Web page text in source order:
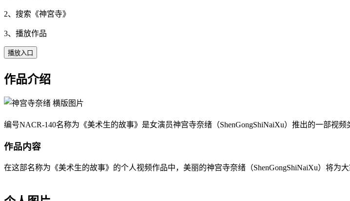
2、搜索《神宮寺》
3、播放作品
播放入口
作品介绍
编号NACR-140名称为《美术生的故事》是女演员神宫寺奈绪（ShenGongShiNaiXu）推出的一部视
作品内容
在这部名称为《美术生的故事》的个人视频作品中，美丽的神宫寺奈绪（ShenGongShiNaiXu）将为